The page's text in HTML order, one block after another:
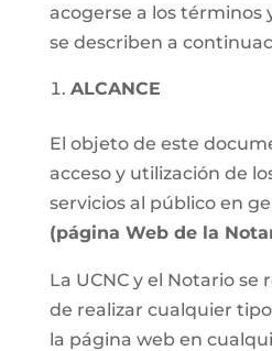
acogerse a los términos
se describen a
ALCANCE
El objeto de este
acceso y utilización de
servicios al público en
(página Web de la
La UCNC y el Notario se
de realizar cualquier
la página web en